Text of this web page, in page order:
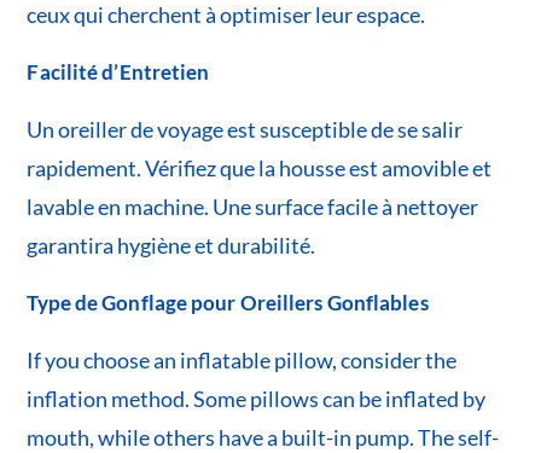
ceux qui cherchent à optimiser leur espace.
Facilité d’Entretien
Un oreiller de voyage est susceptible de se salir
rapidement. Vérifiez que la housse est amovible et
lavable en machine. Une surface facile à nettoyer
garantira hygiène et durabilité.
Type de Gonflage pour Oreillers Gonflables
If you choose an inflatable pillow, consider the
inflation method. Some pillows can be inflated by
mouth, while others have a built-in pump. The self-